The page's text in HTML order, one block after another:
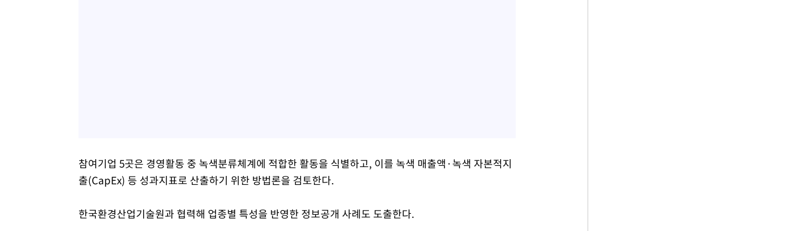
참여기업 5곳은 경영활동 중 녹색분류체계에 적합한 활동을 식별하고, 이를 녹색 매출액·녹색 자본적지
출(CapEx) 등 성과지표로 산출하기 위한 방법론을 검토한다.
한국환경산업기술원과 협력해 업종별 특성을 반영한 정보공개 사례도 도출한다.